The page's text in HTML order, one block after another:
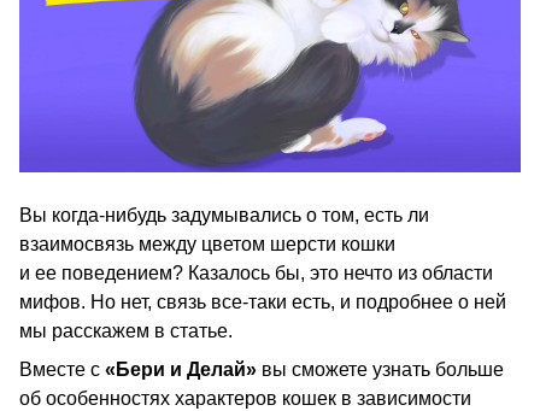
Вы когда-нибудь задумывались о том, есть ли
взаимосвязь между цветом шерсти кошки
и ее поведением? Казалось бы, это нечто из области
мифов. Но нет, связь все-таки есть, и подробнее о ней
мы расскажем в статье.
Вместе с «Бери и Делай» вы сможете узнать больше
об особенностях характеров кошек в зависимости